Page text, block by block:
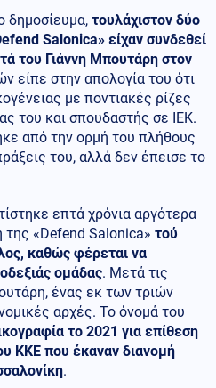
δημοσίευμα, τουλάχιστον δύο
Salonica» είχαν συνδεθεί
του Γιάννη Μπουτάρη στον
είπε στην απολογία του ότι
με ποντιακές ρίζες
του και σπουδαστής σε ΙΕΚ.
από την ορμή του πλήθους
του, αλλά δεν έπεισε το
επτά χρόνια αργότερα
της «Defend Salonica» τού
καθώς φέρεται να
ομάδας. Μετά τις
ένας εκ των τριών
αρχές. Το όνομά του
το 2021 για επίθεση
ΚΚΕ που έκαναν διανομή
.